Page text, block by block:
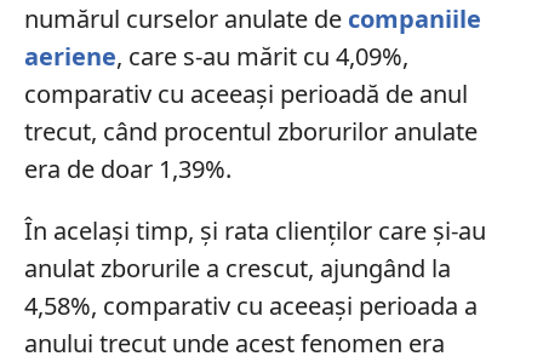
numărul curselor anulate de companiile
aeriene, care s-au mărit cu 4,09%,
comparativ cu aceeași perioadă de anul
trecut, când procentul zborurilor anulate
era de doar 1,39%.
În acelaşi timp, și rata clienților care și-au
anulat zborurile a crescut, ajungând la
4,58%, comparativ cu aceeași perioada a
anului trecut unde acest fenomen era